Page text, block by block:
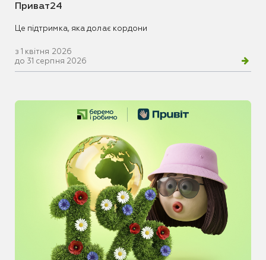
Приват24
Це підтримка, яка долає кордони
з 1 квітня 2026
до 31 серпня 2026